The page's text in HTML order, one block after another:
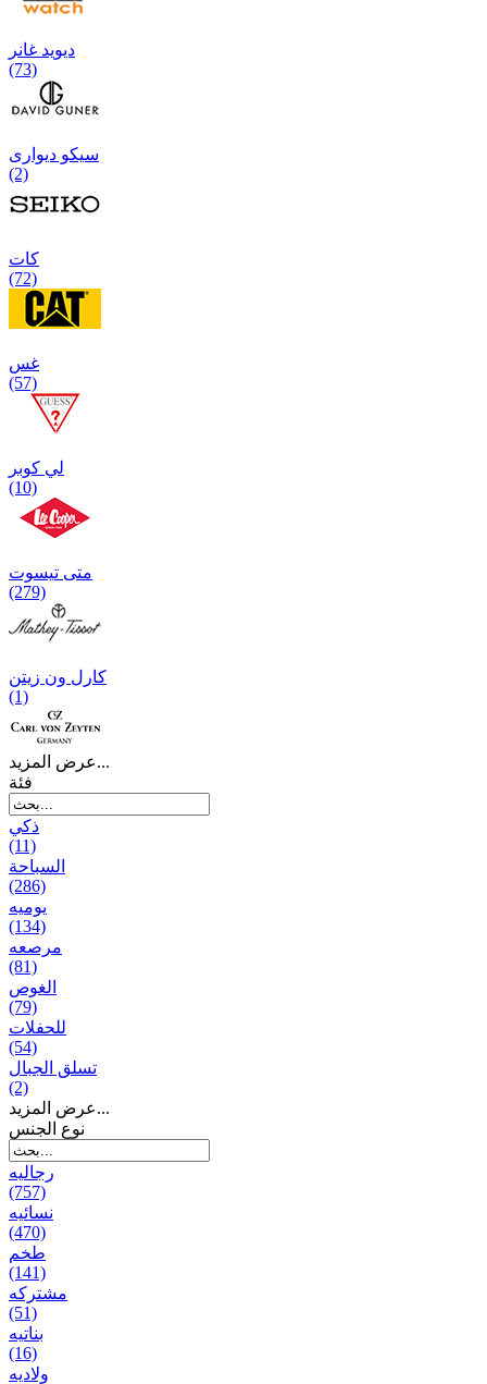
دیوید غانر
(73)
سیکو دیواری
(2)
كات
(72)
غس
(57)
لي كوبر
(10)
متی تیسوت
(279)
کارل ون زیتن
(1)
عرض المزيد...
فئة
ذكي
(11)
السباحة
(286)
يومیه
(134)
مرصعه
(81)
الغوص
(79)
للحفلات
(54)
تسلق الجبال
(2)
عرض المزيد...
نوع الجنس
رجالیه
(757)
نسائیه
(470)
طخم
(141)
مشتركه
(51)
بناتیه
(16)
ولادیه